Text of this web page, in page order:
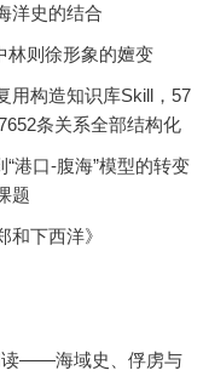
洋史的结合
林则徐形象的嬗变
用构造知识库Skill，57
条关系全部结构化
“港口-腹海”模型的转变
题
下西洋》
读——海域史、俘虏与